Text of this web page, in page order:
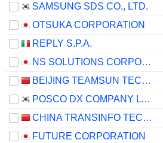
SAMSUNG SDS CO., LTD.
OTSUKA CORPORATION
REPLY S.P.A.
NS SOLUTIONS CORPORATION
BEIJING TEAMSUN TECHNOLOGY CO.,LTD.
POSCO DX COMPANY LTD.
CHINA TRANSINFO TECHNOLOGY CO., LTD
FUTURE CORPORATION